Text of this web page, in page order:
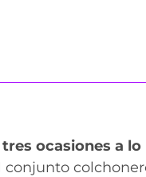
ocasiones a lo